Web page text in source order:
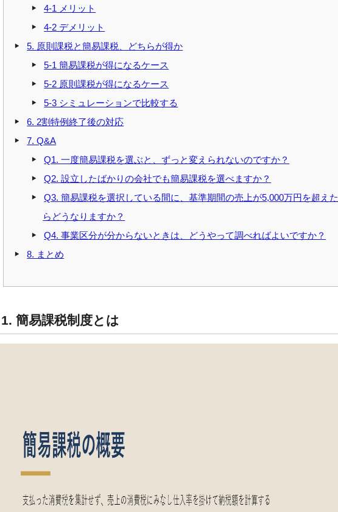
4-1 メリット
4-2 デメリット
5. 原則課税と簡易課税、どちらが得か
5-1 簡易課税が得になるケース
5-2 原則課税が得になるケース
5-3 シミュレーションで比較する
6. 2割特例終了後の対応
7. Q&A
Q1. 一度簡易課税を選ぶと、ずっと変えられないのですか？
Q2. 設立したばかりの会社でも簡易課税を選べますか？
Q3. 簡易課税を選択している間に、基準期間の売上が5,000万円を超えた
らどうなりますか？
Q4. 事業区分が分からないときは、どうやって調べればよいですか？
8. まとめ
1. 簡易課税制度とは